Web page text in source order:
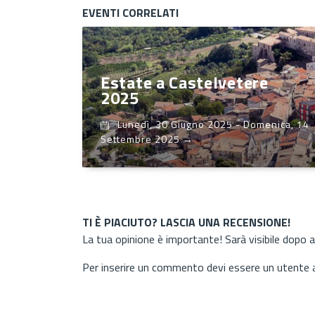
EVENTI CORRELATI
Estate a Castelvetere
2025
Lunedì, 30 Giugno 2025-Domenica, 14
Settembre 2025→
TI È PIACIUTO? LASCIA UNA RECENSIONE!
La tua opinione è importante! Sarà visibile dopo
Per inserire un commento devi essere un